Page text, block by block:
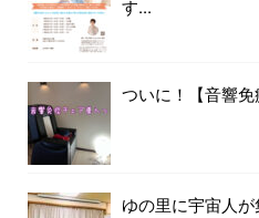
す...
ついに！【音響
ゆの里に宇宙人が